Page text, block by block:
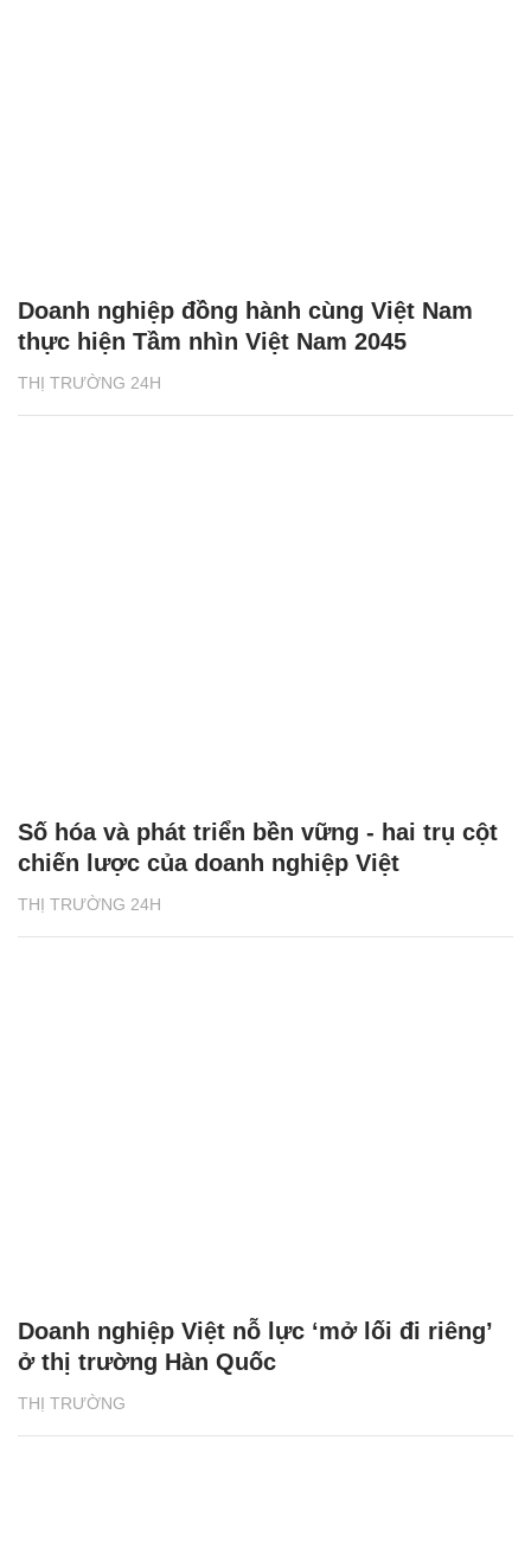
THỊ TRƯỜNG 24H
Doanh nghiệp đồng hành cùng Việt Nam
thực hiện Tầm nhìn Việt Nam 2045
THỊ TRƯỜNG 24H
Số hóa và phát triển bền vững - hai trụ cột
chiến lược của doanh nghiệp Việt
THỊ TRƯỜNG
Doanh nghiệp Việt nỗ lực ‘mở lối đi riêng’
ở thị trường Hàn Quốc